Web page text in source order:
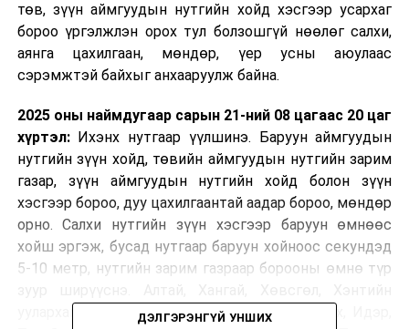
төв, зүүн аймгуудын нутгийн хойд хэсгээр усархаг
бороо үргэлжлэн орох тул болзошгүй нөөлөг салхи,
аянга цахилгаан, мөндөр, үер усны аюулаас
сэрэмжтэй байхыг анхааруулж байна.
2025 оны наймдугаар сарын 21-ний 08 цагаас 20 цаг
хүртэл:Ихэнх нутгаар үүлшинэ. Баруун аймгуудын
нутгийн зүүн хойд, төвийн аймгуудын нутгийн зарим
газар, зүүн аймгуудын нутгийн хойд болон зүүн
хэсгээр бороо, дуу цахилгаантай аадар бороо, мөндөр
орно. Салхи нутгийн зүүн хэсгээр баруун өмнөөс
хойш эргэж, бусад нутгаар баруун хойноос секундэд
5-10 метр, нутгийн зарим газраар борооны өмнө түр
уулархаг нутаг, Завхан, Заг-Байдраг голын эх, Идэр,
ДЭЛГЭРЭНГҮЙ УНШИХ